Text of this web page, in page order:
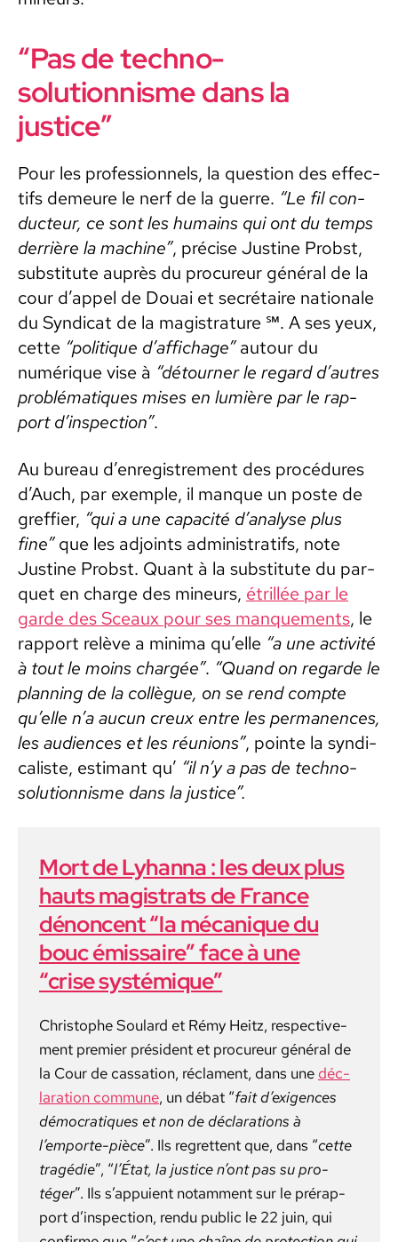
“Pas de techno-
solutionnisme dans la
justice”
Pour les pro­fes­sion­nels, la ques­tion des effec­
tifs demeure le nerf de la guerre. “Le fil con­
duc­teur, ce sont les humains qui ont du temps
der­rière la machine”, pré­cise Jus­tine Prob­st,
sub­sti­tute auprès du pro­cureur général de la
cour d’ap­pel de Douai et secré­taire nationale
du Syn­di­cat de la mag­i­s­tra­ture ℠. A ses yeux,
cette “poli­tique d’af­fichage”autour du
numérique vise à “détourn­er le regard d’autres
prob­lé­ma­tiques mis­es en lumière par le rap­
port d’in­spec­tion”.
Au bureau d’en­reg­istrement des procé­dures
d’Auch, par exem­ple, il manque un poste de
greffi­er, “qui a une capac­ité d’analyse plus
fine”que les adjoints admin­is­trat­ifs, note
Jus­tine Prob­st. Quant à la sub­sti­tute du par­
quet en charge des mineurs, étril­lée par le
garde des Sceaux pour ses man­que­ments, le
rap­port relève a min­i­ma qu’elle “a une activ­ité
à tout le moins chargée”. “Quand on regarde le
plan­ning de la col­lègue, on se rend compte
qu’elle n’a aucun creux entre les per­ma­nences,
les audi­ences et les réu­nions”, pointe la syn­di­
cal­iste, esti­mant qu’ “il n’y a pas de tech­no-
solu­tion­nisme dans la jus­tice”.
Mort de Lyhanna : les deux plus
hauts magistrats de France
dénoncent “la mécanique du
bouc émissaire” face à une
“crise systémique”
Christophe Soulard et Rémy Heitz, respec­tive­
ment pre­mier prési­dent et pro­cureur général de
la Cour de cas­sa­tion, récla­ment, dans une déc­
la­ra­tion com­mune, un débat “fait d’exigences
démoc­ra­tiques et non de déc­la­ra­tions à
l’emporte-pièce”. Ils regret­tent que, dans “cette
tragédie”, “l’État, la jus­tice n’ont pas su pro­
téger”. Ils s’appuient notam­ment sur le prérap­
port d’inspection, ren­du pub­lic le 22 juin, qui